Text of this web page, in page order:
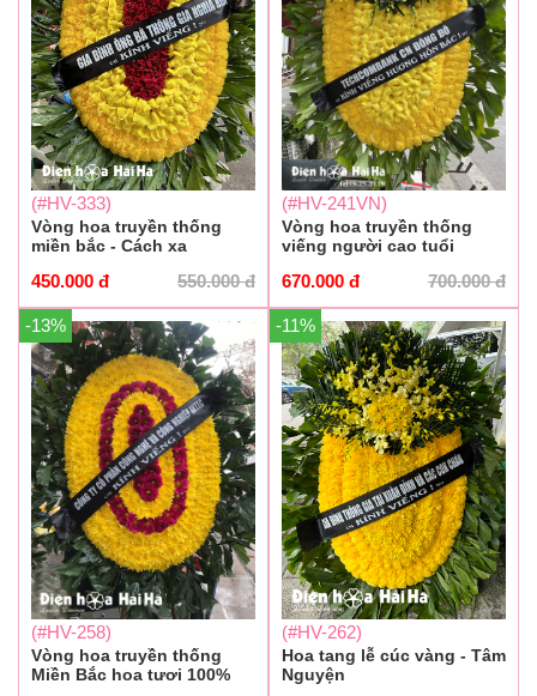
(#HV-333)
Vòng hoa truyền thống
miền bắc - Cách xa
550.000đ
450.000 đ
(#HV-241VN)
Vòng hoa truyền thống
viếng người cao tuổi
700.000đ
670.000 đ
-13%
(#HV-258)
Vòng hoa truyền thống
Miền Bắc hoa tươi 100%
-11%
(#HV-262)
Hoa tang lễ cúc vàng - Tâm
Nguyện